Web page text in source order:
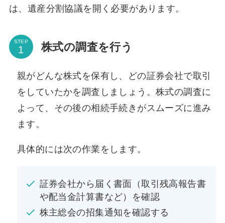
は、遺産分割協議を開く必要があります。
STEP 株式の調査を行う
親がどんな株式を保有し、どの証券会社で取引
をしていたかを調査しましょう。株式の調査に
よって、その後の相続手続きがスムーズに進み
ます。
具体的には次の作業をします。
証券会社から届く書面（取引残高報告書
や配当金計算書など）を確認
株主総会の招集通知を確認する